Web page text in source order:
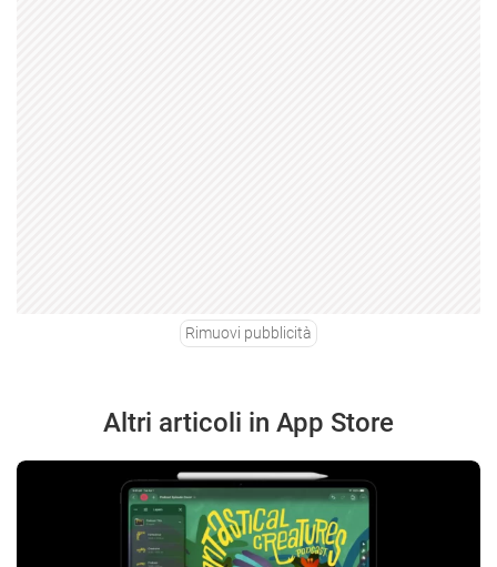
Rimuovi pubblicità
Altri articoli in App Store